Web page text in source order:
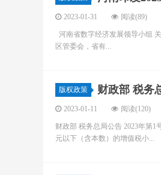
2023-01-31 阅读(89)
河南省数字经济发展领导小组
区管委会，省有...
版权政策 财政部 税务
2023-01-11 阅读(120)
财政部 税务总局公告 2023年第1
元以下（含本数）的增值税小...